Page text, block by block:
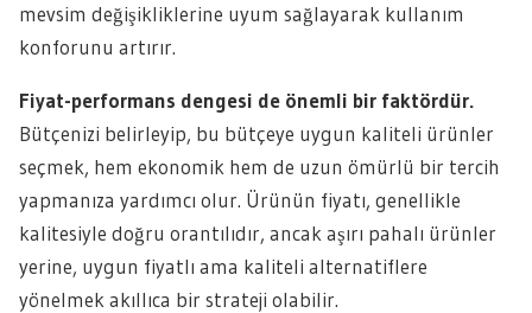
mevsim değişikliklerine uyum sağlayarak kullanım
konforunu artırır.
Fiyat-performans dengesi de önemli bir faktördür.
Bütçenizi belirleyip, bu bütçeye uygun kaliteli ürünler
seçmek, hem ekonomik hem de uzun ömürlü bir tercih
yapmanıza yardımcı olur. Ürünün fiyatı, genellikle
kalitesiyle doğru orantılıdır, ancak aşırı pahalı ürünler
yerine, uygun fiyatlı ama kaliteli alternatiflere
yönelmek akıllıca bir strateji olabilir.